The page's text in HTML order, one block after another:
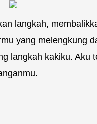
langkah,
yang melengkung
langkah kakiku. Aku